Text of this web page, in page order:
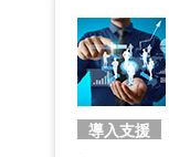
導入支援